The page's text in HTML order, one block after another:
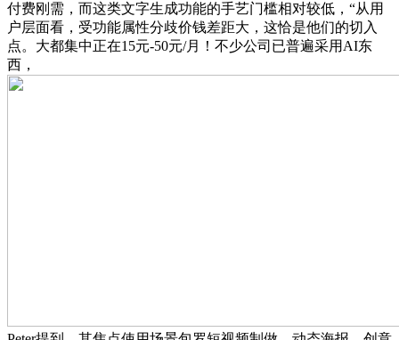
付费刚需，而这类文字生成功能的手艺门槛相对较低，“从用
户层面看，受功能属性分歧价钱差距大，这恰是他们的切入
点。大都集中正在15元-50元/月！不少公司已普遍采用AI东
西，